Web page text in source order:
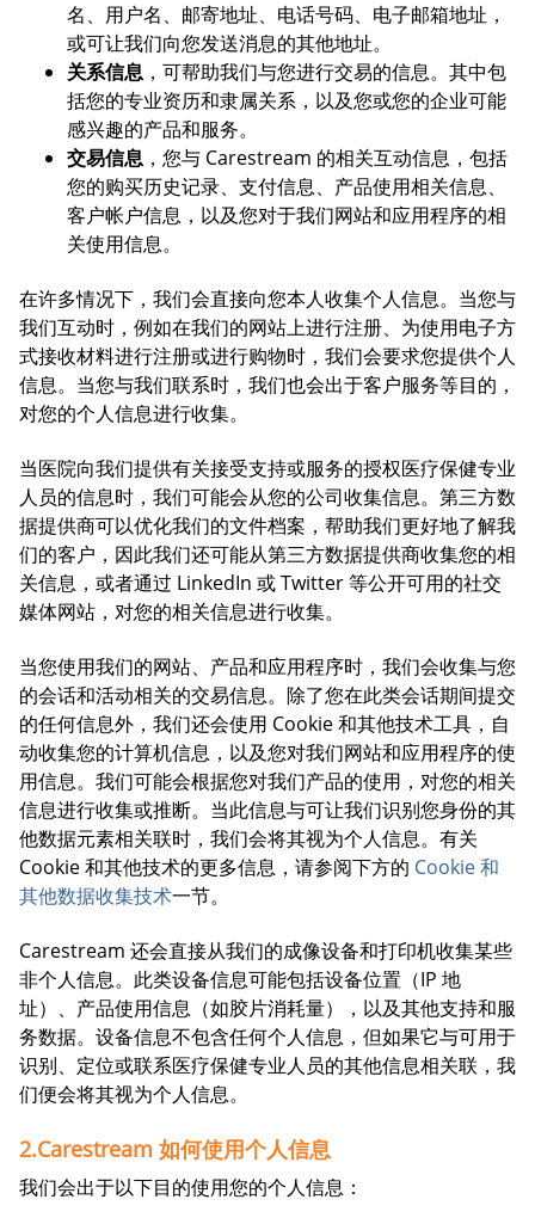
名、用户名、邮寄地址、电话号码、电子邮箱地址，
或可让我们向您发送消息的其他地址。
关系信息 ，可帮助我们与您进行交易的信息。其中包
括您的专业资历和隶属关系，以及您或您的企业可能
感兴趣的产品和服务。
交易信息 ，您与 Carestream 的相关互动信息，包括
您的购买历史记录、支付信息、产品使用相关信息、
客户帐户信息，以及您对于我们网站和应用程序的相
关使用信息。
在许多情况下，我们会直接向您本人收集个人信息。当您与
我们互动时，例如在我们的网站上进行注册、为使用电子方
式接收材料进行注册或进行购物时，我们会要求您提供个人
信息。当您与我们联系时，我们也会出于客户服务等目的，
对您的个人信息进行收集。
当医院向我们提供有关接受支持或服务的授权医疗保健专业
人员的信息时，我们可能会从您的公司收集信息。第三方数
据提供商可以优化我们的文件档案，帮助我们更好地了解我
们的客户，因此我们还可能从第三方数据提供商收集您的相
关信息，或者通过 LinkedIn 或 Twitter 等公开可用的社交
媒体网站，对您的相关信息进行收集。
当您使用我们的网站、产品和应用程序时，我们会收集与您
的会话和活动相关的交易信息。除了您在此类会话期间提交
的任何信息外，我们还会使用 Cookie 和其他技术工具，自
动收集您的计算机信息，以及您对我们网站和应用程序的使
用信息。我们可能会根据您对我们产品的使用，对您的相关
信息进行收集或推断。当此信息与可让我们识别您身份的其
他数据元素相关联时，我们会将其视为个人信息。有关
Cookie 和其他技术的更多信息，请参阅下方的 Cookie 和
其他数据收集技术一节。
Carestream 还会直接从我们的成像设备和打印机收集某些
非个人信息。此类设备信息可能包括设备位置（IP 地
址）、产品使用信息（如胶片消耗量），以及其他支持和服
务数据。设备信息不包含任何个人信息，但如果它与可用于
识别、定位或联系医疗保健专业人员的其他信息相关联，我
们便会将其视为个人信息。
2.Carestream 如何使用个人信息
我们会出于以下目的使用您的个人信息：